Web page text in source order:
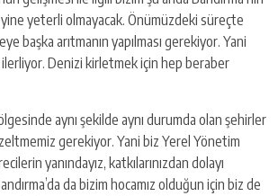
yeterli olmayacak. Önümüzdeki süreçte
başka arıtmanın yapılması gerekiyor. Yani
ilerliyor. Denizi kirletmek için hep beraber
aynı şekilde aynı durumda olan şehirler
gerekiyor. Yani biz Yerel Yönetim
yanındayız, katkılarınızdan dolayı
da bizim hocamız olduğun için biz de